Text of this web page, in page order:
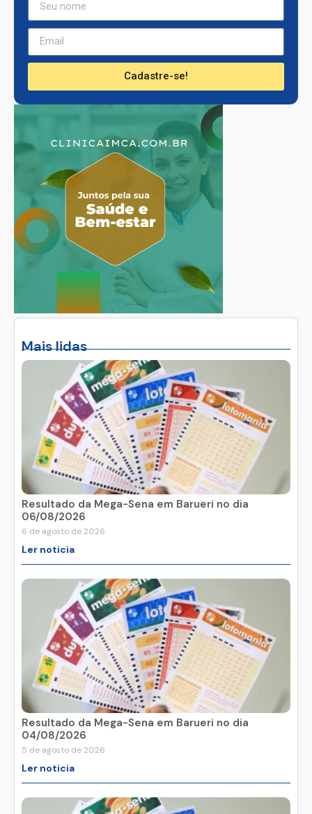
Mais lidas
Resultado da Mega-Sena em Barueri no dia
06/08/2026
6 de agosto de 2026
Ler noticia
Resultado da Mega-Sena em Barueri no dia
04/08/2026
5 de agosto de 2026
Ler noticia
Cadastre-se!